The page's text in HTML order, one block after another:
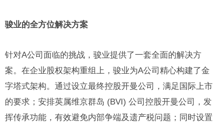
骏业的全方位解决方案
针对A公司面临的挑战，骏业提供了一套全面的解决方
案。在企业股权架构重组上，骏业为A公司精心构建了金
字塔式架构。通过设立最终控股开曼公司，满足国际上市
的要求；安排英属维京群岛 (BVI) 公司控股开曼公司，发
挥传承功能，有效避免内部争端及遗产税问题；同时设置